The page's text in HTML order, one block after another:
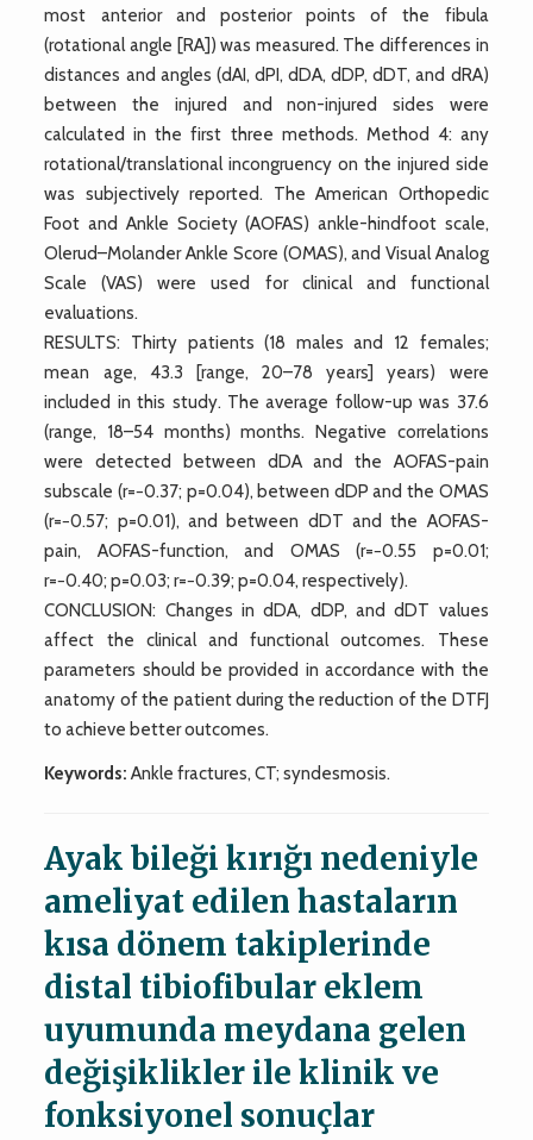
most anterior and posterior points of the fibula
(rotational angle [RA]) was measured. The differences in
distances and angles (dAI, dPI, dDA, dDP, dDT, and dRA)
between the injured and non-injured sides were
calculated in the first three methods. Method 4: any
rotational/translational incongruency on the injured side
was subjectively reported. The American Orthopedic
Foot and Ankle Society (AOFAS) ankle-hindfoot scale,
Olerud–Molander Ankle Score (OMAS), and Visual Analog
Scale (VAS) were used for clinical and functional
evaluations.
RESULTS: Thirty patients (18 males and 12 females;
mean age, 43.3 [range, 20–78 years] years) were
included in this study. The average follow-up was 37.6
(range, 18–54 months) months. Negative correlations
were detected between dDA and the AOFAS-pain
subscale (r=−0.37; p=0.04), between dDP and the OMAS
(r=−0.57; p=0.01), and between dDT and the AOFAS-
pain, AOFAS-function, and OMAS (r=−0.55 p=0.01;
r=−0.40; p=0.03; r=−0.39; p=0.04, respectively).
CONCLUSION: Changes in dDA, dDP, and dDT values
affect the clinical and functional outcomes. These
parameters should be provided in accordance with the
anatomy of the patient during the reduction of the DTFJ
to achieve better outcomes.
Keywords: Ankle fractures, CT; syndesmosis.
Ayak bileği kırığı nedeniyle
ameliyat edilen hastaların
kısa dönem takiplerinde
distal tibiofibular eklem
uyumunda meydana gelen
değişiklikler ile klinik ve
fonksiyonel sonuçlar